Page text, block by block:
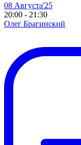
08 Августа'25
20:00 - 21:30
Олег Брагинский